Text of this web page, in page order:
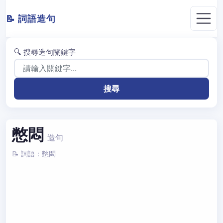
📝 詞語造句
🔍 搜尋造句關鍵字
憋悶 造句
📝 詞語：憋悶